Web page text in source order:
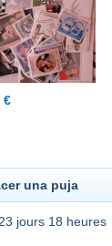
€
una puja
23 jours 18 heures